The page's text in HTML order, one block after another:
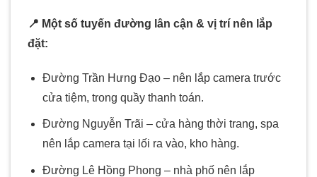
📍 Một số tuyến đường lân cận & vị trí nên lắp
đặt:
Đường Trần Hưng Đạo – nên lắp camera trước
cửa tiệm, trong quầy thanh toán.
Đường Nguyễn Trãi – cửa hàng thời trang, spa
nên lắp camera tại lối ra vào, kho hàng.
Đường Lê Hồng Phong – nhà phố nên lắp